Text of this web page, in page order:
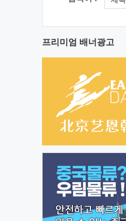
프리미엄 배너광고